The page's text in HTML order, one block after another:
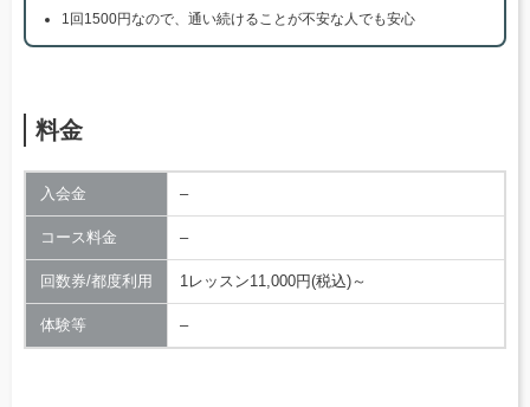
1回1500円なので、通い続けることが不安な人でも安心
料金
入会金 –
コース料金 –
回数券/都度利用 1レッスン11,000円(税込)～
体験等 –